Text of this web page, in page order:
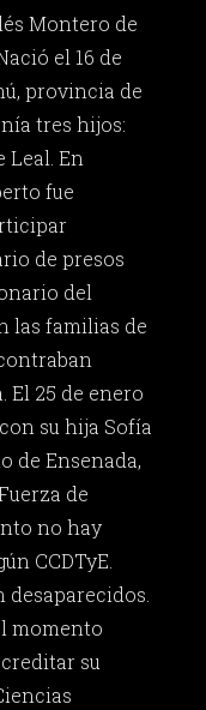
Montero de
el 16 de
provincia de
tres hijos:
Leal. En
fue
de presos
del
las familias de
El 25 de enero
su hija Sofía
de Ensenada,
de
no hay
CCDTyE.
desaparecidos.
momento
su